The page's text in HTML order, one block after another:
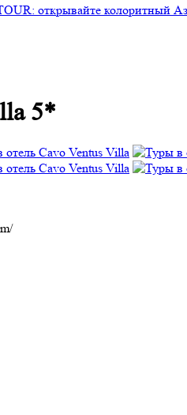
открывайте колоритный
5*